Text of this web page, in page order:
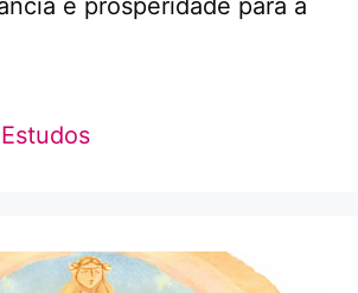
e prosperidade para a